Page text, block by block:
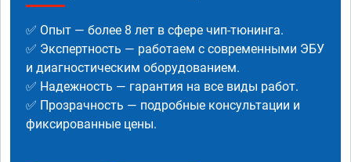
✅ Опыт — более 8 лет в сфере чип-тюнинга.
✅ Экспертность — работаем с современными ЭБУ
и диагностическим оборудованием.
✅ Надежность — гарантия на все виды работ.
✅ Прозрачность — подробные консультации и
фиксированные цены.